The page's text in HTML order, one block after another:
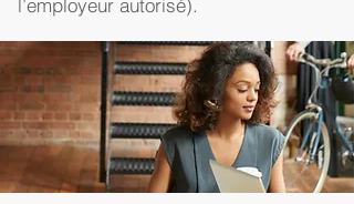
l’employeur autorisé).